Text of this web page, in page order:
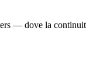
— dove la